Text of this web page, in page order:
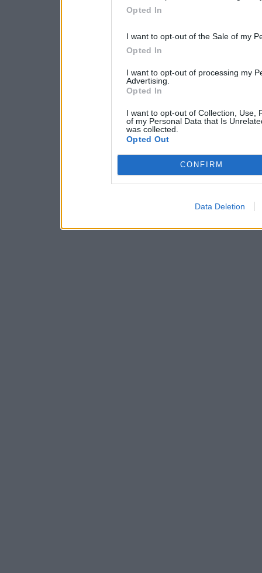
Opted In
I want to opt-out of the Sale of my
Opted In
I want to opt-out of processing my
Advertising.
Opted In
I want to opt-out of Collection, Use,
of my Personal Data that Is
was collected.
Opted Out
CONFIRM
Data Deletion